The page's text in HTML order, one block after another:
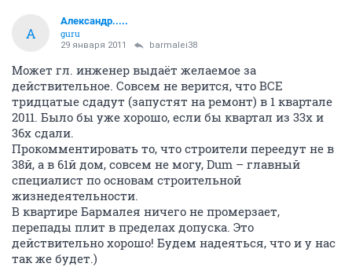
А
Александр.....
guru
29 января 2011 barmalei38
Может гл. инженер выдаёт желаемое за
действительное. Совсем не верится, что ВСЕ
тридцатые сдадут (запустят на ремонт) в 1 квартале
2011. Было бы уже хорошо, если бы квартал из 33х и
36х сдали.
Прокомментировать то, что строители переедут не в
38й, а в 61й дом, совсем не могу, Dum – главный
специалист по основам строительной
жизнедеятельности.
В квартире Бармалея ничего не промерзает,
перепады плит в пределах допуска. Это
действительно хорошо! Будем надеяться, что и у нас
так же будет.)